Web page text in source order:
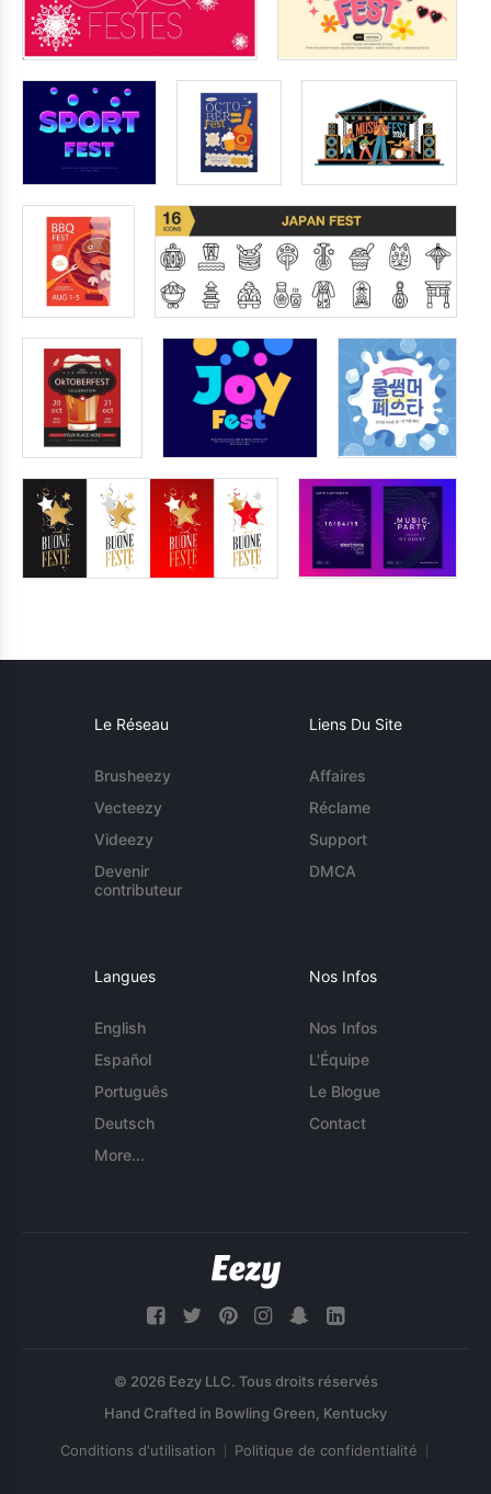
Le Réseau
Brusheezy
Vecteezy
Videezy
Devenir
contributeur
Liens Du Site
Affaires
Réclame
Support
DMCA
Langues
English
Español
Português
Deutsch
More...
Nos Infos
Nos Infos
L'Équipe
Le Blogue
Contact
© 2026 Eezy LLC. Tous droits réservés
Conditions d'utilisation Politique de confidentialité